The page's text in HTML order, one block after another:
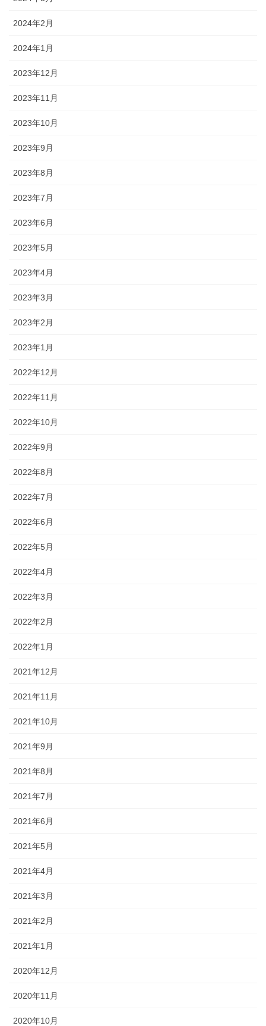
2024年2月
2024年1月
2023年12月
2023年11月
2023年10月
2023年9月
2023年8月
2023年7月
2023年6月
2023年5月
2023年4月
2023年3月
2023年2月
2023年1月
2022年12月
2022年11月
2022年10月
2022年9月
2022年8月
2022年7月
2022年6月
2022年5月
2022年4月
2022年3月
2022年2月
2022年1月
2021年12月
2021年11月
2021年10月
2021年9月
2021年8月
2021年7月
2021年6月
2021年5月
2021年4月
2021年3月
2021年2月
2021年1月
2020年12月
2020年11月
2020年10月